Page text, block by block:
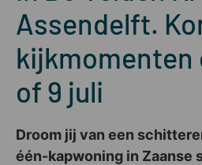
Assendelft.
kijkmomenten
of 9 juli
Droom jij van een
één-kapwoning in Zaanse